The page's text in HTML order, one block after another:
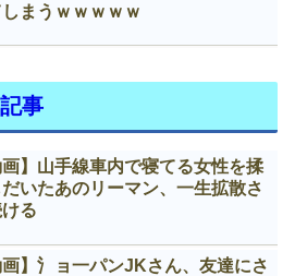
まうｗｗｗｗｗ
事
画】山手線車内で寝てる女性を揉
いたあのリーマン、一生拡散さ
る
画】氵ョ一パンJKさん、友達にさ